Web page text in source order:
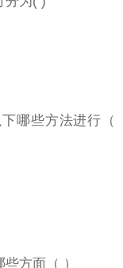
哪些方法进行（
方面（ ）